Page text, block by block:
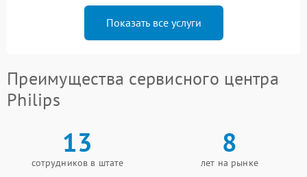
Показать все услуги
Преимущества сервисного центра
Philips
13
сотрудников в штате
8
лет на рынке